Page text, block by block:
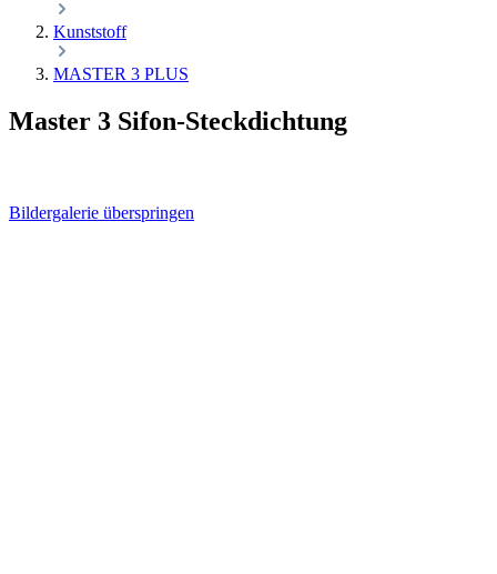
Kunststoff
MASTER 3 PLUS
Master 3 Sifon-Steckdichtung
Bildergalerie überspringen